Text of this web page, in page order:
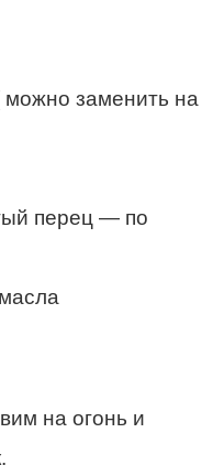
можно заменить на
перец — по
на огонь и